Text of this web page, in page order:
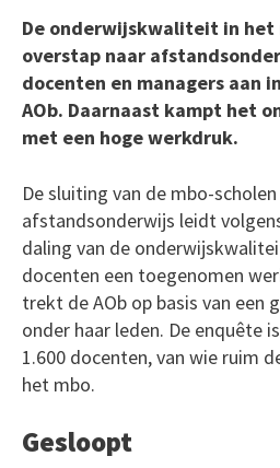
De onderwijskwaliteit in het
overstap naar
docenten en managers aan
AOb. Daarnaast kampt het
met een hoge werkdruk.
De sluiting van de mbo-
afstandsonderwijs leidt
daling van de
docenten een toegenomen
trekt de AOb op basis van een
onder haar leden. De enquête
1.600 docenten, van wie ruim
het mbo.
Gesloopt